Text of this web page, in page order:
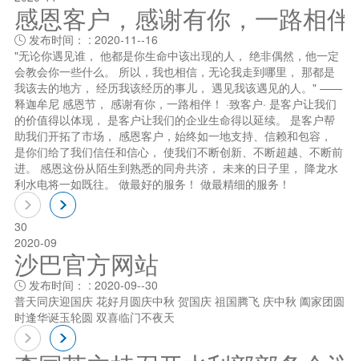
感恩客户，感谢有你，一路相伴
发布时间： : 2020-11--16
"无论你遇见谁， 他都是你生命中该出现的人， 绝非偶然，他一定
会教会你一些什么。 所以，我也相信，无论我走到哪里， 那都是
我该去的地方， 经历我该经历的事儿， 遇见我该遇见的人。" ——
释迦牟尼 感恩节， 感谢有你，一路相伴！ ·致客户· 是客户让我们
的价值得以体现， 是客户让我们的企业生命得以延续。 是客户帮
助我们开拓了市场， 感恩客户，始终如一地支持、信赖和包容，
是你们给了我们信任和信心， 使我们不断创新、不断超越、不断前
进。 感恩这份从陌生到熟悉的同舟共济， 未来的日子里， 降龙水
利水电将一如既往。 做最好的服务！ 做最精细的服务！
30
2020-09
沙巴官方网站
发布时间： : 2020-09--30
普天同庆迎国庆 花好月圆庆中秋 贺国庆 祖国腾飞 庆中秋 阖家团圆
时逢华诞玉轮圆 双喜临门不夜天